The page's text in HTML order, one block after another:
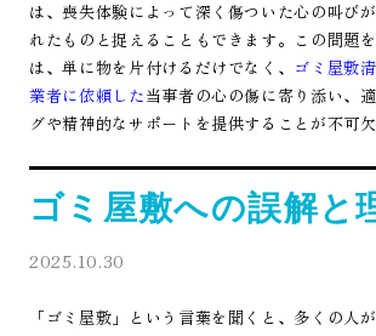
は、喪失体験によって深く傷ついた心の叫び
れたものと捉えることもできます。この問題
は、単に物を片付けるだけでなく、 ゴミ屋敷
業者に依頼した当事者の心の傷に寄り添い、
グや精神的なサポートを提供することが不可欠
ゴミ屋敷への誤解と
2025.10.30
「ゴミ屋敷」という言葉を聞くと、多くの人